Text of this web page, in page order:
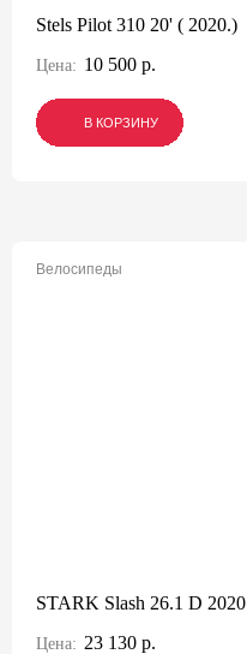
Stels Pilot 310 20' ( 2020.)
Цена: 10 500 р.
В КОРЗИНУ
В КОРЗИНУ
В КОРЗИНУ
Велосипеды
STARK Slash 26.1 D 2020
Цена: 23 130 р.